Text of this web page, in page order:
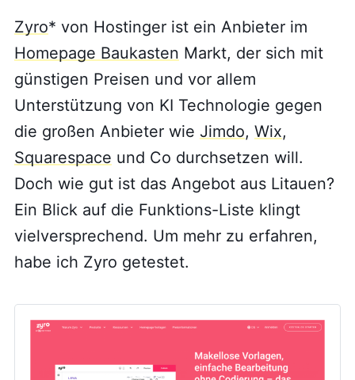
Zyro* von Hostinger ist ein Anbieter im
Homepage Baukasten Markt, der sich mit
günstigen Preisen und vor allem
Unterstützung von KI Technologie gegen
die großen Anbieter wie Jimdo, Wix,
Squarespace und Co durchsetzen will.
Doch wie gut ist das Angebot aus Litauen?
Ein Blick auf die Funktions-Liste klingt
vielversprechend. Um mehr zu erfahren,
habe ich Zyro getestet.